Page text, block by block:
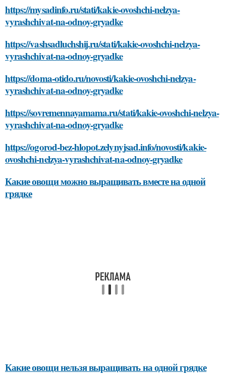
https://mysadinfo.ru/stati/kakie-ovoshchi-nelzya-
vyrashchivat-na-odnoy-gryadke
https://vashsadluchshij.ru/stati/kakie-ovoshchi-nelzya-
vyrashchivat-na-odnoy-gryadke
https://doma-otido.ru/novosti/kakie-ovoshchi-nelzya-
vyrashchivat-na-odnoy-gryadke
https://sovremennayamama.ru/stati/kakie-ovoshchi-nelzya-
vyrashchivat-na-odnoy-gryadke
https://ogorod-bez-hlopot.zelynyjsad.info/novosti/kakie-
ovoshchi-nelzya-vyrashchivat-na-odnoy-gryadke
Какие овощи можно выращивать вместе на одной
грядке
Какие овощи нельзя выращивать на одной грядке